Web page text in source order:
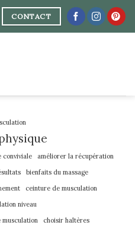
CONTACT
conviviale
améliorer la récupération
bienfaits du massage
ceinture de musculation
niveau
choisir haltères